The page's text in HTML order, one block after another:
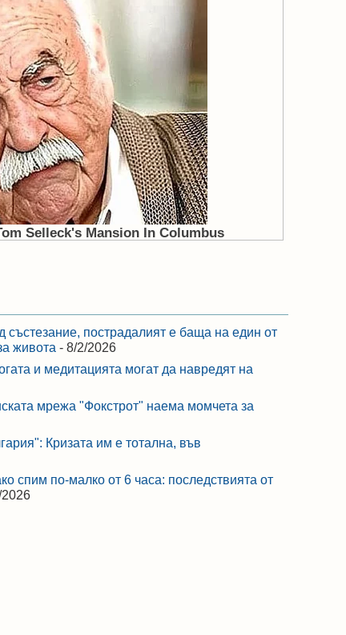
пострадалият е баща на един от
живота - 8/2/2026
и медитацията могат да навредят на
мрежа "Фокстрот" наема момчета за
Кризата им е тотална, във
спим по-малко от 6 часа: последствията от